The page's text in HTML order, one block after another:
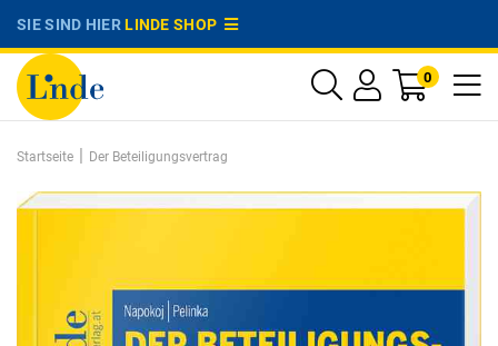
SIE SIND HIERLINDE SHOP
0
Startseite | Der Beteiligungsvertrag